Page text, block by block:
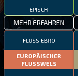
EPISCH
MEHR ERFAHREN
FLUSS EBRO
EUROPÄISCHER
FLUSSWELS